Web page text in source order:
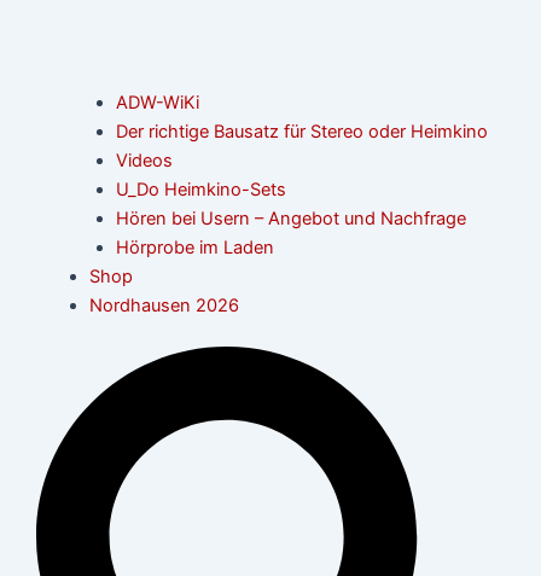
ADW-WiKi
Der richtige Bausatz für Stereo oder Heimkino
Videos
U_Do Heimkino-Sets
Hören bei Usern – Angebot und Nachfrage
Hörprobe im Laden
Shop
Nordhausen 2026